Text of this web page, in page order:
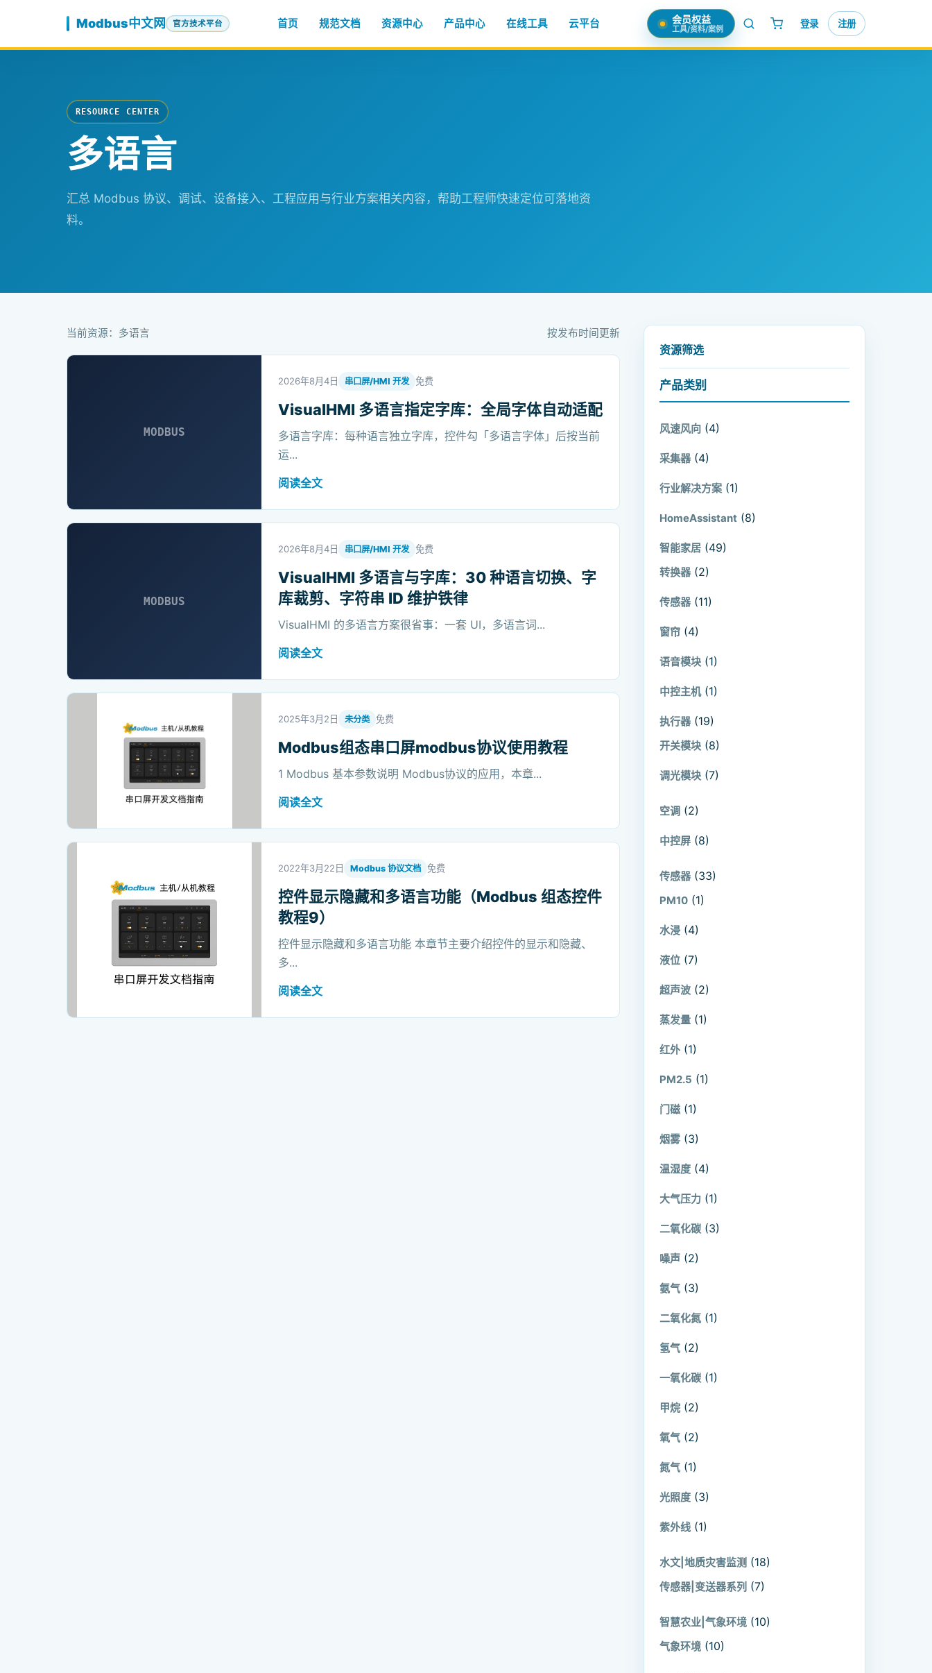
Modbus中文网 官方技术平台 首页 规范文档 资源中心 产品中心 在线工具 云平台 会员权益
工具/资料/案例 登录 注册
RESOURCE CENTER
多语言
汇总 Modbus 协议、调试、设备接入、工程应用与行业方案相关内容，帮助工程师快速定位可落地资
料。
当前资源：多语言 按发布时间更新
MODBUS
2026年8月4日 串口屏/HMI 开发 免费
VisualHMI 多语言指定字库：全局字体自动适配
多语言字库：每种语言独立字库，控件勾「多语言字体」后按当前
运...
阅读全文
MODBUS
2026年8月4日 串口屏/HMI 开发 免费
VisualHMI 多语言与字库：30 种语言切换、字
库裁剪、字符串 ID 维护铁律
VisualHMI 的多语言方案很省事：一套 UI，多语言词...
阅读全文
2025年3月2日 未分类 免费
Modbus组态串口屏modbus协议使用教程
1 Modbus 基本参数说明 Modbus协议的应用，本章...
阅读全文
2022年3月22日 Modbus 协议文档 免费
控件显示隐藏和多语言功能（Modbus 组态控件
教程9）
控件显示隐藏和多语言功能 本章节主要介绍控件的显示和隐藏、
多...
阅读全文
资源筛选
产品类别
风速风向 (4)
采集器 (4)
行业解决方案 (1)
HomeAssistant (8)
智能家居 (49)
转换器 (2)
传感器 (11)
窗帘 (4)
语音模块 (1)
中控主机 (1)
执行器 (19)
开关模块 (8)
调光模块 (7)
空调 (2)
中控屏 (8)
传感器 (33)
PM10 (1)
水浸 (4)
液位 (7)
超声波 (2)
蒸发量 (1)
红外 (1)
PM2.5 (1)
门磁 (1)
烟雾 (3)
温湿度 (4)
大气压力 (1)
二氧化碳 (3)
噪声 (2)
氨气 (3)
二氧化氮 (1)
氢气 (2)
一氧化碳 (1)
甲烷 (2)
氧气 (2)
氮气 (1)
光照度 (3)
紫外线 (1)
水文|地质灾害监测 (18)
传感器|变送器系列 (7)
智慧农业|气象环境 (10)
气象环境 (10)